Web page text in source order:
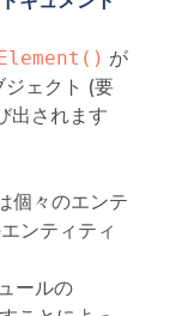
が
ジェクト (要
出されます
個々のエンテ
ンティティ
ールの